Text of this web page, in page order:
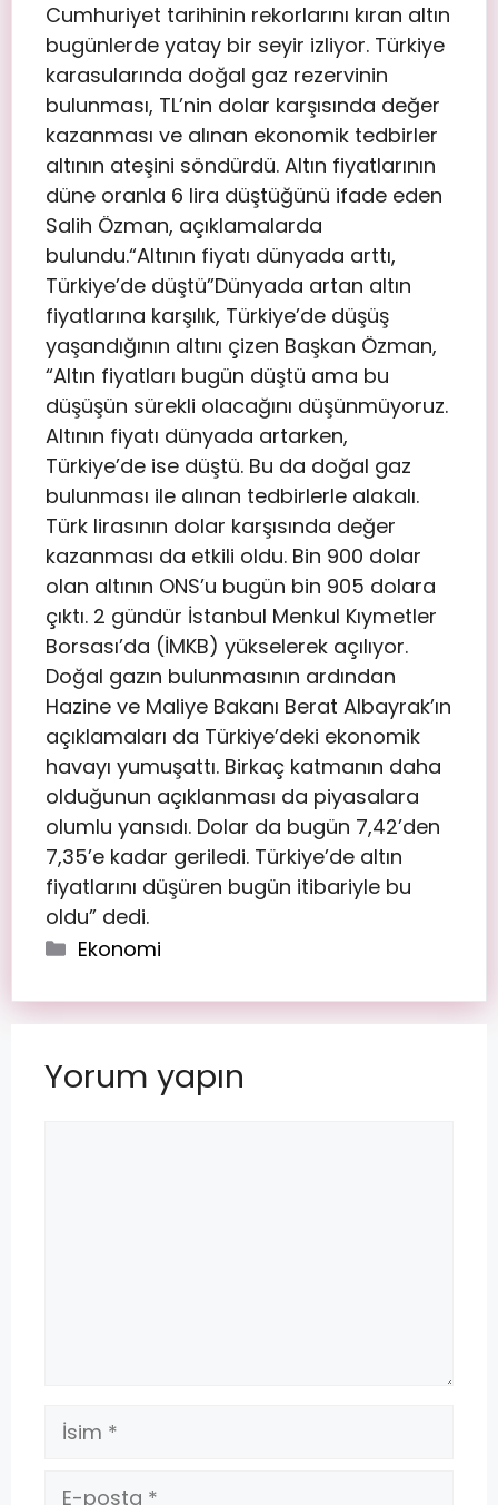
Cumhuriyet tarihinin rekorlarını kıran altın
bugünlerde yatay bir seyir izliyor. Türkiye
karasularında doğal gaz rezervinin
bulunması, TL’nin dolar karşısında değer
kazanması ve alınan ekonomik tedbirler
altının ateşini söndürdü. Altın fiyatlarının
düne oranla 6 lira düştüğünü ifade eden
Salih Özman, açıklamalarda
bulundu.“Altının fiyatı dünyada arttı,
Türkiye’de düştü”Dünyada artan altın
fiyatlarına karşılık, Türkiye’de düşüş
yaşandığının altını çizen Başkan Özman,
“Altın fiyatları bugün düştü ama bu
düşüşün sürekli olacağını düşünmüyoruz.
Altının fiyatı dünyada artarken,
Türkiye’de ise düştü. Bu da doğal gaz
bulunması ile alınan tedbirlerle alakalı.
Türk lirasının dolar karşısında değer
kazanması da etkili oldu. Bin 900 dolar
olan altının ONS’u bugün bin 905 dolara
çıktı. 2 gündür İstanbul Menkul Kıymetler
Borsası’da (İMKB) yükselerek açılıyor.
Doğal gazın bulunmasının ardından
Hazine ve Maliye Bakanı Berat Albayrak’ın
açıklamaları da Türkiye’deki ekonomik
havayı yumuşattı. Birkaç katmanın daha
olduğunun açıklanması da piyasalara
olumlu yansıdı. Dolar da bugün 7,42’den
7,35’e kadar geriledi. Türkiye’de altın
fiyatlarını düşüren bugün itibariyle bu
oldu” dedi.
Ekonomi
Yorum yapın